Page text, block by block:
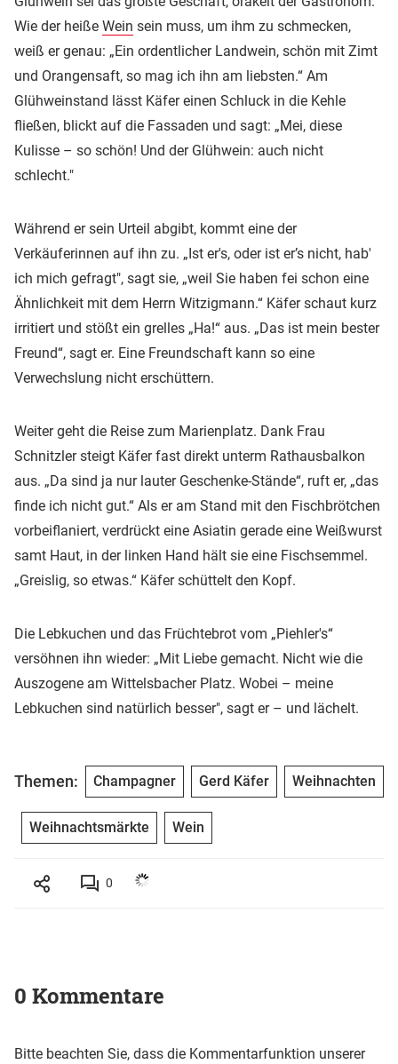
Wie der heiße Wein sein muss, um ihm zu schmecken,
weiß er genau: „Ein ordentlicher Landwein, schön mit Zimt
und Orangensaft, so mag ich ihn am liebsten.“ Am
Glühweinstand lässt Käfer einen Schluck in die Kehle
fließen, blickt auf die Fassaden und sagt: „Mei, diese
Kulisse – so schön! Und der Glühwein: auch nicht
schlecht."
Während er sein Urteil abgibt, kommt eine der
Verkäuferinnen auf ihn zu. „Ist er's, oder ist er’s nicht, hab'
ich mich gefragt", sagt sie, „weil Sie haben fei schon eine
Ähnlichkeit mit dem Herrn Witzigmann.“ Käfer schaut kurz
irritiert und stößt ein grelles „Ha!“ aus. „Das ist mein bester
Freund“, sagt er. Eine Freundschaft kann so eine
Verwechslung nicht erschüttern.
Weiter geht die Reise zum Marienplatz. Dank Frau
Schnitzler steigt Käfer fast direkt unterm Rathausbalkon
aus. „Da sind ja nur lauter Geschenke-Stände“, ruft er, „das
finde ich nicht gut.“ Als er am Stand mit den Fischbrötchen
vorbeiflaniert, verdrückt eine Asiatin gerade eine Weißwurst
samt Haut, in der linken Hand hält sie eine Fischsemmel.
„Greislig, so etwas.“ Käfer schüttelt den Kopf.
Die Lebkuchen und das Früchtebrot vom „Piehler's“
versöhnen ihn wieder: „Mit Liebe gemacht. Nicht wie die
Auszogene am Wittelsbacher Platz. Wobei – meine
Lebkuchen sind natürlich besser", sagt er – und lächelt.
Themen: Champagner Gerd Käfer Weihnachten
Weihnachtsmärkte Wein
0
0 Kommentare
Bitte beachten Sie, dass die Kommentarfunktion unserer